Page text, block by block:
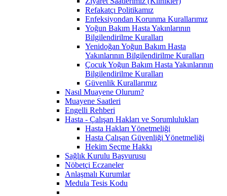
Refakatçı Politikamız
Enfeksiyondan Korunma Kurallarımız
Yoğun Bakım Hasta Yakınlarının
Bilgilendirilme Kuralları
Yenidoğan Yoğun Bakım Hasta
Yakınlarının Bilgilendirilme Kuralları
Çocuk Yoğun Bakım Hasta Yakınlarının
Bilgilendirilme Kuralları
Güvenlik Kurallarımız
Nasıl Muayene Olurum?
Muayene Saatleri
Engelli Rehberi
Hasta - Çalışan Hakları ve Sorumlulukları
Hasta Hakları Yönetmeliği
Hasta Çalışan Güvenliği Yönetmeliği
Hekim Seçme Hakkı
Sağlık Kurulu Başvurusu
Nöbetçi Eczaneler
Anlaşmalı Kurumlar
Medula Tesis Kodu